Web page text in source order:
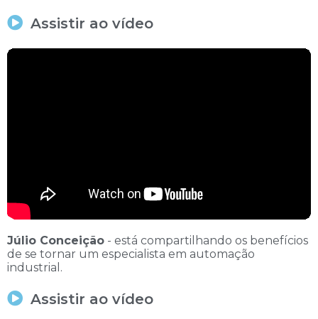
Assistir ao vídeo
Júlio Conceição - está compartilhando os benefícios
de se tornar um especialista em automação
industrial.
Assistir ao vídeo